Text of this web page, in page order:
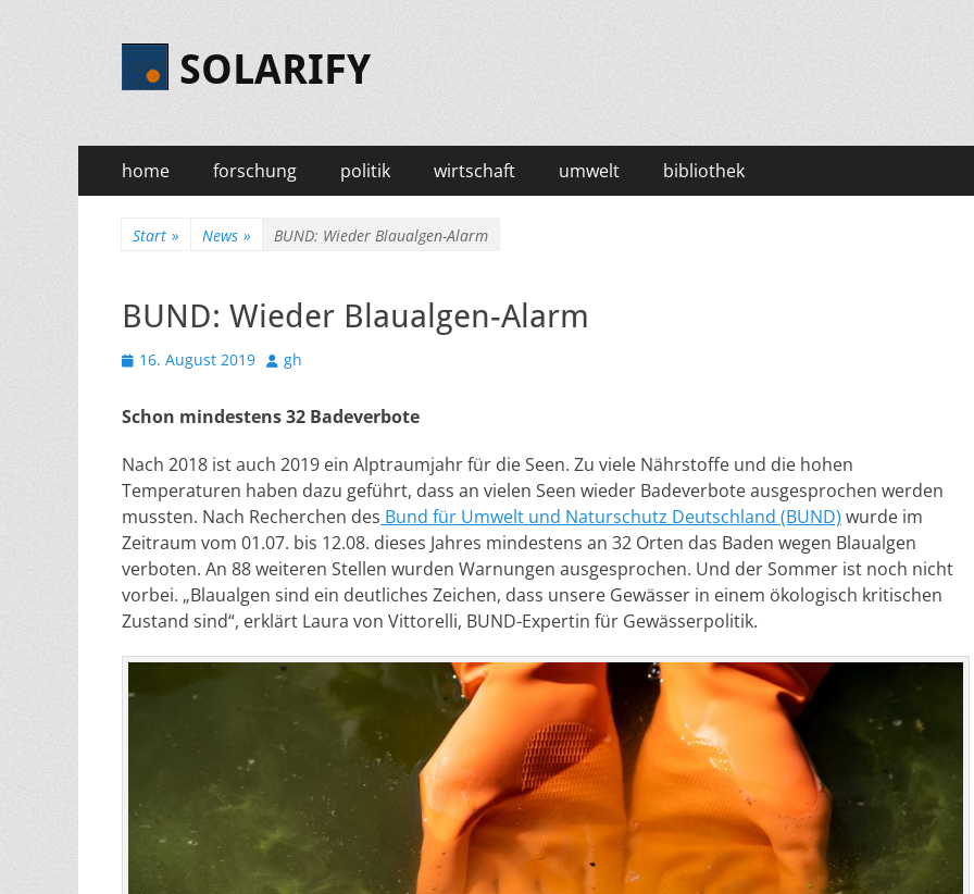
SOLARIFY
Primäres
Menü
Zum
Inhalt
home forschung politik wirtschaft umwelt bibliothek
Start » News » BUND: Wieder Blaualgen-Alarm
BUND: Wieder Blaualgen-Alarm
Veröffentlicht
16. August 2019 Autor
gh
Schon mindestens 32 Badeverbote
Nach 2018 ist auch 2019 ein Alptraumjahr für die Seen. Zu viele Nährstoffe und die hohen
Temperaturen haben dazu geführt, dass an vielen Seen wieder Badeverbote ausgesprochen werden
mussten. Nach Recherchen des Bund für Umwelt und Naturschutz Deutschland (BUND) wurde im
Zeitraum vom 01.07. bis 12.08. dieses Jahres mindestens an 32 Orten das Baden wegen Blaualgen
verboten. An 88 weiteren Stellen wurden Warnungen ausgesprochen. Und der Sommer ist noch nicht
vorbei. „Blaualgen sind ein deutliches Zeichen, dass unsere Gewässer in einem ökologisch kritischen
Zustand sind“, erklärt Laura von Vittorelli, BUND-Expertin für Gewässerpolitik.